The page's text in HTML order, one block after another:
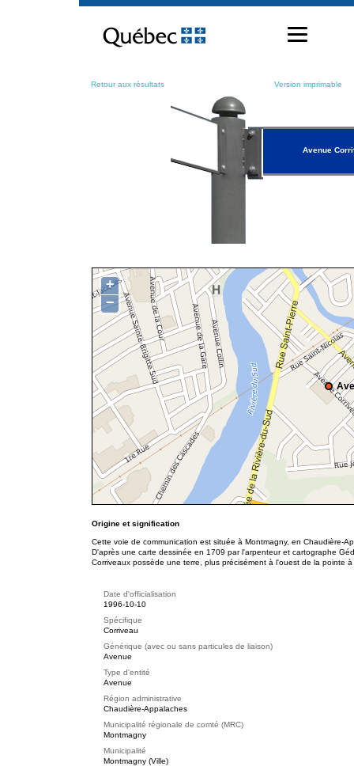
contenu
Retour aux résultats Version imprimable
Avenue
+
−
Origine et signification
Cette voie de communication est située à Montmagny, en Chaudière-
D'après une carte dessinée en 1709 par l'arpenteur et cartographe
Corriveaux possède une terre, plus précisément à l'ouest de la pointe à
Date d'officialisation
1996-10-10
Spécifique
Corriveau
Générique (avec ou sans particules de liaison)
Avenue
Type d'entité
Avenue
Région administrative
Chaudière-Appalaches
Municipalité régionale de comté (MRC)
Montmagny
Municipalité
Montmagny (Ville)